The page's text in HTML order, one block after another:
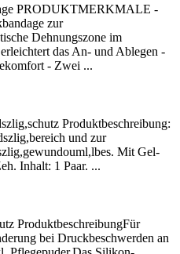
PRODUKTMERKMALE -
zur
Dehnungszone im
das An- und Ablegen -
- Zwei ...
Produktbeschreibung:
und zur
Mit Gel-
Inhalt: 1 Paar. ...
ProduktbeschreibungFür
bei Druckbeschwerden an